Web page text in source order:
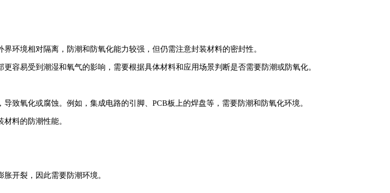
环境相对隔离，防潮和防氧化能力较强，但仍需注意封装材料的密封性。
容易受到潮湿和氧气的影响，需要根据具体材料和应用场景判断是否需要防潮或防氧化。
致氧化或腐蚀。例如，集成电路的引脚、PCB板上的焊盘等，需要防潮和防氧化环境。
料的防潮性能。
开裂，因此需要防潮环境。